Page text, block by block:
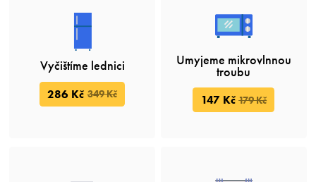
Vyčištíme lednici
286 Kč 349 Kč
Umyjeme mikrovlnnou
troubu
147 Kč 179 Kč